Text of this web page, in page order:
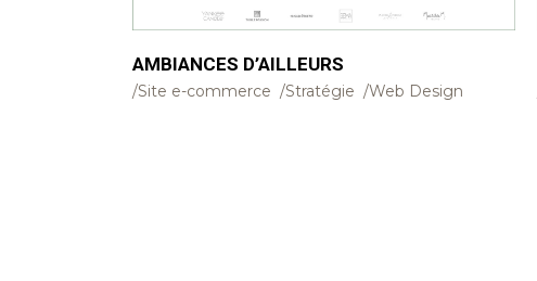
AMBIANCES D’AILLEURS
Site e-commerce Stratégie Web Design